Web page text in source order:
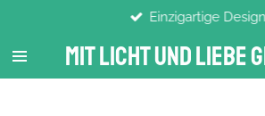
springen
Mit Licht Und Liebe
Einzigartige